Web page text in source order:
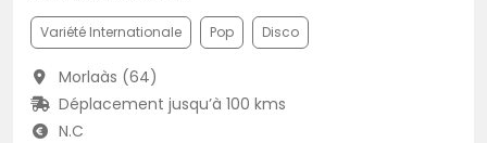
Variété Internationale Pop Disco
Morlaàs (64)
Déplacement jusqu’à 100 kms
N.C